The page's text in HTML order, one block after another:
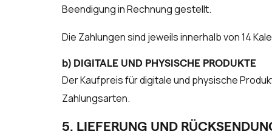
Beendigung in Rechnung gestellt.
Die Zahlungen sind jeweils innerhalb von 14
b) DIGITALE UND PHYSISCHE PRODUKTE
Der Kaufpreis für digitale und physische
Zahlungsarten.
5. LIEFERUNG UND